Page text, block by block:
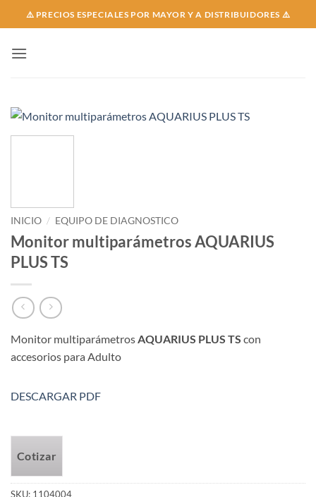
to
⚠️ PRECIOS ESPECIALES POR MAYOR Y A DISTRIBUIDORES ⚠️
INICIO / EQUIPO DE DIAGNOSTICO
Monitor multiparámetros AQUARIUS
PLUS TS
Monitor multiparámetrosAQUARIUS PLUS TS con
accesorios para Adulto
DESCARGAR PDF
Cotizar
SKU: 1104004